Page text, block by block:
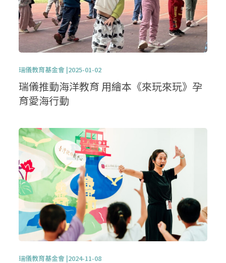
瑞儀教育基金會 |2025-01-02
瑞儀推動海洋教育 用繪本《來玩來玩》孕
育愛海行動
瑞儀教育基金會 |2024-11-08